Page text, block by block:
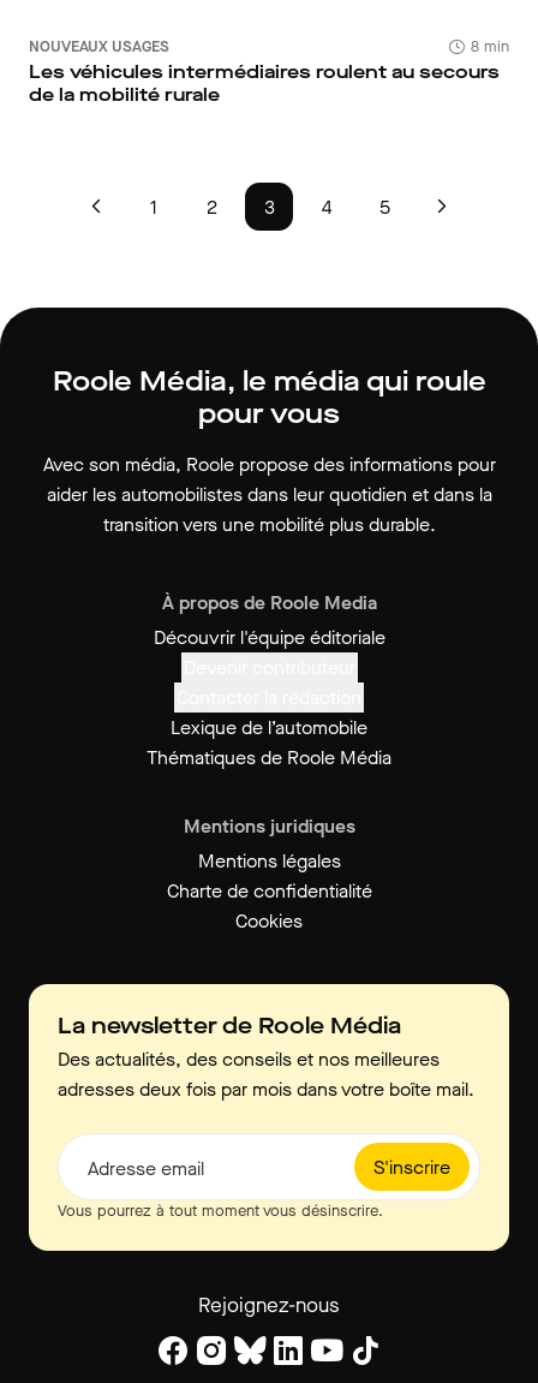
NOUVEAUX USAGES 8 min
Les véhicules intermédiaires roulent au secours
de la mobilité rurale
1 2 3 4 5
Roole Média, le média qui roule
pour vous
Avec son média, Roole propose des informations pour
aider les automobilistes dans leur quotidien et dans la
transition vers une mobilité plus durable.
À propos de Roole Media
Découvrir l'équipe éditoriale
Lexique de l’automobile
Thématiques de Roole Média
Mentions juridiques
Mentions légales
Charte de confidentialité
Cookies
La newsletter de Roole Média
Des actualités, des conseils et nos meilleures
adresses deux fois par mois dans votre boîte mail.
S'inscrire
Adresse email
Vous pourrez à tout moment vous désinscrire.
Rejoignez-nous